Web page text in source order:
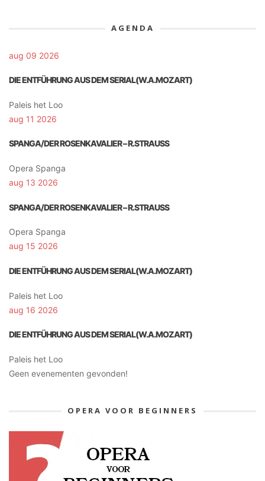
AGENDA
aug 09 2026
DIE ENTFÜHRUNG AUS DEM SERIAL(W.A.MOZART)
Paleis het Loo
aug 11 2026
SPANGA/DER ROSENKAVALIER – R.STRAUSS
Opera Spanga
aug 13 2026
SPANGA/DER ROSENKAVALIER – R.STRAUSS
Opera Spanga
aug 15 2026
DIE ENTFÜHRUNG AUS DEM SERIAL(W.A.MOZART)
Paleis het Loo
aug 16 2026
DIE ENTFÜHRUNG AUS DEM SERIAL(W.A.MOZART)
Paleis het Loo
Geen evenementen gevonden!
OPERA VOOR BEGINNERS